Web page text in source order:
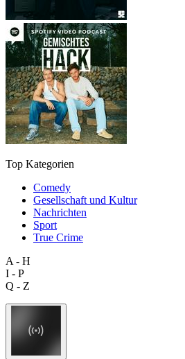
Top Kategorien
Comedy
Gesellschaft und Kultur
Nachrichten
Sport
True Crime
A - H
I - P
Q - Z